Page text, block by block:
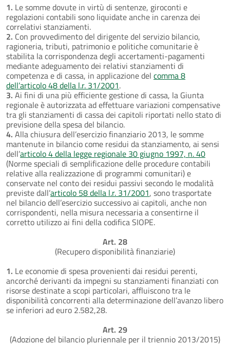
1. Le somme dovute in virtù di sentenze, giroconti e
regolazioni contabili sono liquidate anche in carenza dei
correlativi stanziamenti.
2. Con provvedimento del dirigente del servizio bilancio,
ragioneria, tributi, patrimonio e politiche comunitarie è
stabilita la corrispondenza degli accertamenti-pagamenti
mediante adeguamento dei relativi stanziamenti di
competenza e di cassa, in applicazione del comma 8
dell’articolo 48 della l.r. 31/2001.
3. Ai fini di una più efficiente gestione di cassa, la Giunta
regionale è autorizzata ad effettuare variazioni compensative
tra gli stanziamenti di cassa dei capitoli riportati nello stato di
previsione della spesa del bilancio.
4. Alla chiusura dell’esercizio finanziario 2013, le somme
mantenute in bilancio come residui da stanziamento, ai sensi
dell’articolo 4 della legge regionale 30 giugno 1997, n. 40
(Norme speciali di semplificazione delle procedure contabili
relative alla realizzazione di programmi comunitari) e
conservate nel conto dei residui passivi secondo le modalità
previste dall’articolo 58 della l.r. 31/2001, sono trasportate
nel bilancio dell’esercizio successivo ai capitoli, anche non
corrispondenti, nella misura necessaria a consentirne il
corretto utilizzo ai fini della codifica SIOPE.
Art. 28
(Recupero disponibilità finanziarie)
1. Le economie di spesa provenienti dai residui perenti,
ancorché derivanti da impegni su stanziamenti finanziati con
risorse destinate a scopi particolari, affluiscono tra le
disponibilità concorrenti alla determinazione dell’avanzo libero
se inferiori ad euro 2.582,28.
Art. 29
(Adozione del bilancio pluriennale per il triennio 2013/2015)